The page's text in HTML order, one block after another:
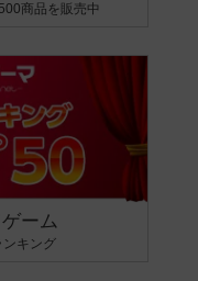
商品を販売中
ーム
ンキング